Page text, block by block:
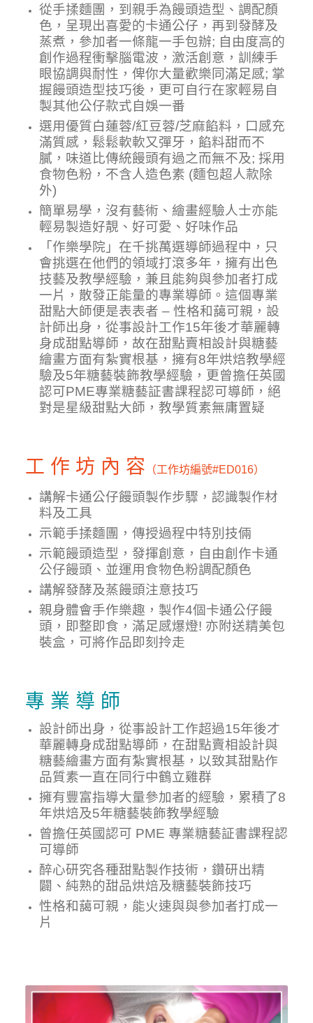
從手揉麵團，到 親手為饅頭造型、調配顏
色 ， 呈現出喜愛的卡通公仔，再到 發酵及
蒸煮 ， 參加者一條龍一手包辦; 自由度高的
創作過程衝擊腦電波，激活創意，訓練手
眼協調與耐性，俾你大量歡樂同滿足感; 掌
握饅頭造型技巧後，更可自行在家輕易自
製其他公仔款式自娛一番
選用優質白蓮蓉/紅豆蓉/芝麻餡料，口感充
滿質感， 鬆鬆軟軟又彈牙，餡料甜而不
膩，味道比傳統饅頭有過之而無不及; 採用
食物色粉，不含人造色素 (麵包超人款除
外)
簡單易學，沒有藝術、繪畫經驗人士亦能
輕易製造好靚、好可愛、好味作品
「作樂學院」在千挑萬選導師過程中，只
會挑選在他們的領域打滾多年，擁有出色
技藝及教學經驗，兼且能夠與參加者打成
一片，散發正能量的專業導師。這個專業
甜點大師便是表表者 – 性格和藹可親，設
計師出身，從事設計工作15年後才華麗轉
身成甜點導師，故在甜點賣相設計與糖藝
繪畫方面有紮實根基，擁有8年烘焙教學經
驗及5年糖藝裝飾教學經驗，更曾擔任英國
認可PME專業糖藝証書課程認可導師，絕
對是星級甜點大師，教學質素無庸置疑
工 作 坊 內 容 （工作坊編號#ED016）
講解卡通公仔饅頭製作步驟，認識製作材
料及工具
示範手揉麵團 ，傳授過程中特別技倆
示範饅頭造型，發揮創意，自由創作卡通
公仔饅頭 、並運用食物色粉調配顏色
講解發酵及蒸饅頭注意技巧
親身體會手作樂趣，製作4個卡通公仔饅
頭，即整即食，滿足感爆燈! 亦附送精美包
裝盒，可將作品即刻拎走
專 業 導 師
設計師出身，從事設計工作超過15年後才
華麗轉身成甜點導師，在甜點賣相設計與
糖藝繪畫方面有紮實根基，以致其甜點作
品質素一直在同行中鶴立雞群
擁有豐富指導大量參加者的經驗，累積了8
年烘焙及5年糖藝裝飾教學經驗
曾擔任英國認可 PME 專業糖藝証書課程認
可導師
醉心研究各種甜點製作技術，鑽研出精
闢、純熟的甜品烘焙及糖藝裝飾技巧
性格和藹可親，能火速與與參加者打成一
片